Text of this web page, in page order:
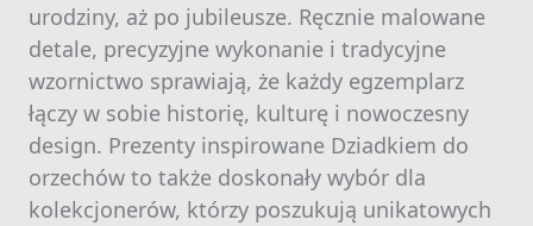
urodziny, aż po jubileusze. Ręcznie malowane
detale, precyzyjne wykonanie i tradycyjne
wzornictwo sprawiają, że każdy egzemplarz
łączy w sobie historię, kulturę i nowoczesny
design. Prezenty inspirowane Dziadkiem do
orzechów to także doskonały wybór dla
kolekcjonerów, którzy poszukują unikatowych